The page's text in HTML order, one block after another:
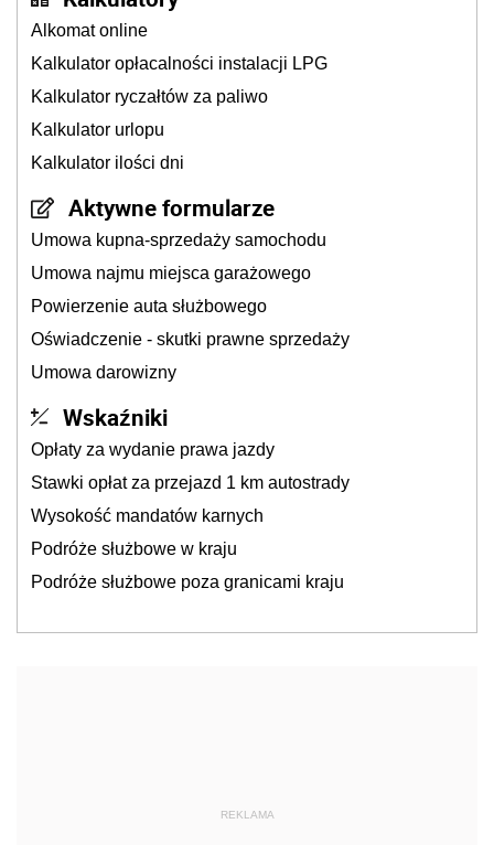
Alkomat online
Kalkulator opłacalności instalacji LPG
Kalkulator ryczałtów za paliwo
Kalkulator urlopu
Kalkulator ilości dni
Aktywne formularze
Umowa kupna-sprzedaży samochodu
Umowa najmu miejsca garażowego
Powierzenie auta służbowego
Oświadczenie - skutki prawne sprzedaży
Umowa darowizny
Wskaźniki
Opłaty za wydanie prawa jazdy
Stawki opłat za przejazd 1 km autostrady
Wysokość mandatów karnych
Podróże służbowe w kraju
Podróże służbowe poza granicami kraju
REKLAMA